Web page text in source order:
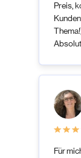
Preis,
Für